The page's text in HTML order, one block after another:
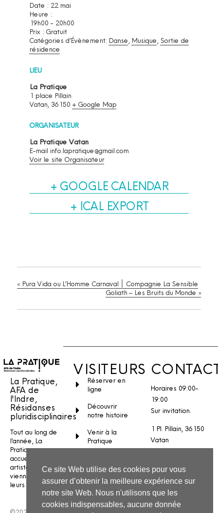
Date : 22 mai
Heure :
19h00 - 20h00
Prix : Gratuit
Catégories d’Évènement: Danse, Musique, Sortie de
résidence
LIEU
La Pratique
1 place Pillain
Vatan, 36150 + Google Map
ORGANISATEUR
La Pratique Vatan
E-mail info.lapratique@gmail.com
Voir le site Organisateur
+ GOOGLE CALENDAR
+ ICAL EXPORT
«
Pura Vida ou L’Homme Carnaval ׀ Compagnie La Sensible
Goliath – Les Bruits du Monde »
La Pratique,
AFA de
l'Indre,
Résidanses
pluridisciplinaires
Tout au long de
l’année, La
Pratique
accueille des
artistes qui
viennent créer
leurs spectacles.
VISITEURS
Réserver en
ligne
Découvrir
notre histoire
Venir à la
Pratique
ateliers
Horaires 09:00-
19:00
Sur invitation.
1 Pl. Pillain, 36150
Vatan
INSTAGRAM
FACEBOOK
YOUTUBE
Ce site Web utilise des cookies pour vous
assurer d’obtenir la meilleure expérience sur
notre site Web. Nous n'utilisons que les
cookies indispensables, aucune donnée